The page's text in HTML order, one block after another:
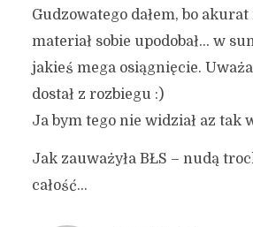
Gudzowatego dałem, bo
materiał sobie upodobał… w
jakieś mega osiągnięcie.
dostał z rozbiegu :)
Ja bym tego nie widział az tak
Jak zauważyła BŁS – nudą
całość…